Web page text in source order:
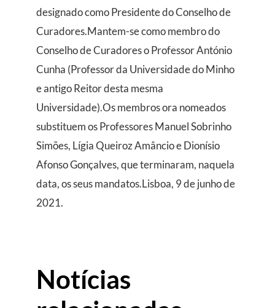
designado como Presidente do Conselho de
Curadores.Mantem-se como membro do
Conselho de Curadores o Professor António
Cunha (Professor da Universidade do Minho
e antigo Reitor desta mesma
Universidade).Os membros ora nomeados
substituem os Professores Manuel Sobrinho
Simões, Lígia Queiroz Amâncio e Dionísio
Afonso Gonçalves, que terminaram, naquela
data, os seus mandatos.Lisboa, 9 de junho de
2021.
Notícias